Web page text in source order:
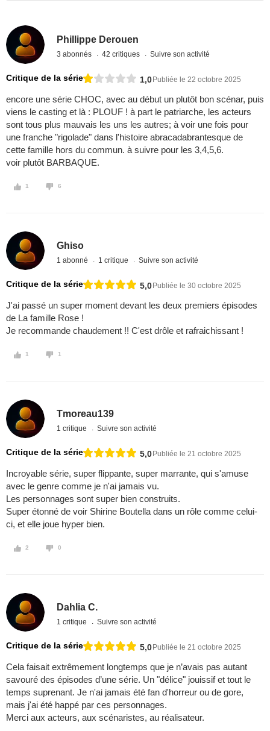
Phillippe Derouen
3 abonnés 42 critiques Suivre son activité
Critique de la série 1,0Publiée le 22 octobre 2025
encore une série CHOC, avec au début un plutôt bon scénar, puis
viens le casting et là : PLOUF ! à part le patriarche, les acteurs
sont tous plus mauvais les uns les autres; à voir une fois pour
une franche "rigolade" dans l'histoire abracadabrantesque de
cette famille hors du commun. à suivre pour les 3,4,5,6.
voir plutôt BARBAQUE.
1 6
Ghiso
1 abonné 1 critique Suivre son activité
Critique de la série 5,0Publiée le 30 octobre 2025
J'ai passé un super moment devant les deux premiers épisodes
de La famille Rose !
Je recommande chaudement !! C'est drôle et rafraichissant !
1 1
Tmoreau139
1 critique Suivre son activité
Critique de la série 5,0Publiée le 21 octobre 2025
Incroyable série, super flippante, super marrante, qui s'amuse
avec le genre comme je n'ai jamais vu.
Les personnages sont super bien construits.
Super étonné de voir Shirine Boutella dans un rôle comme celui-
ci, et elle joue hyper bien.
2 0
Dahlia C.
1 critique Suivre son activité
Critique de la série 5,0Publiée le 21 octobre 2025
Cela faisait extrêmement longtemps que je n’avais pas autant
savouré des épisodes d’une série. Un "délice" jouissif et tout le
temps suprenant. Je n'ai jamais été fan d'horreur ou de gore,
mais j'ai été happé par ces personnages.
Merci aux acteurs, aux scénaristes, au réalisateur.